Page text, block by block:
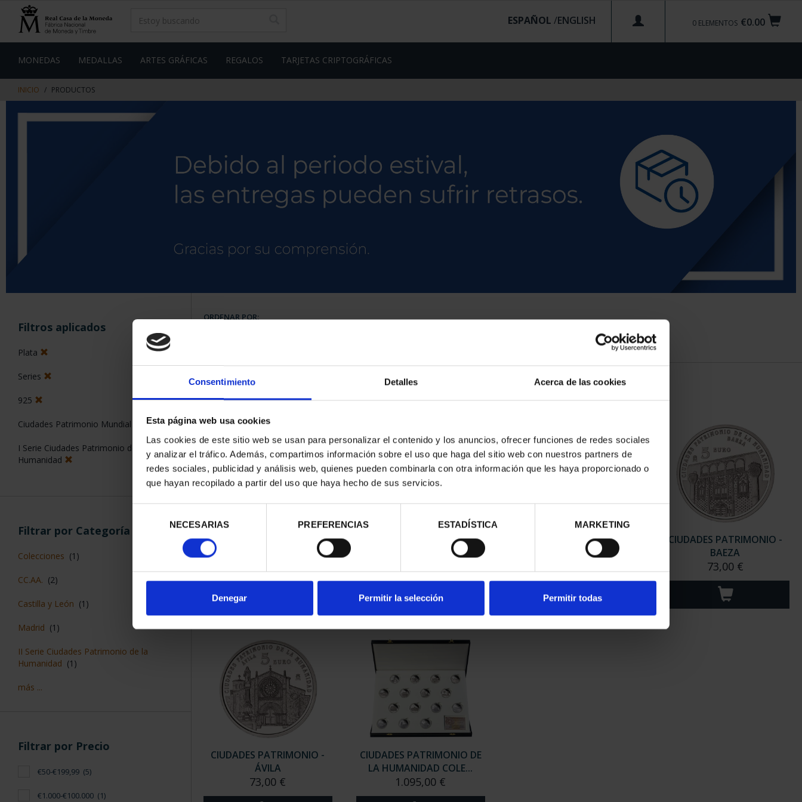
Consentimiento Detalles Acerca de las cookies
Esta página web usa cookies
Las cookies de este sitio web se usan para personalizar el contenido y los anuncios, ofrecer funciones de redes sociales
y analizar el tráfico. Además, compartimos información sobre el uso que haga del sitio web con nuestros partners de
redes sociales, publicidad y análisis web, quienes pueden combinarla con otra información que les haya proporcionado o
que hayan recopilado a partir del uso que haya hecho de sus servicios.
consentimiento
NECESARIAS PREFERENCIAS ESTADÍSTICA MARKETING
Denegar Permitir la selección Permitir todas
contenido
de
€0.00
0 ELEMENTOS
ESPAÑOL /
MONEDAS MEDALLAS ARTES GRÁFICAS REGALOS TARJETAS CRIPTOGRÁFICAS
INICIO PRODUCTOS
Filtros aplicados
Plata
Series
925
Ciudades Patrimonio Mundial
I Serie Ciudades Patrimonio de la
Humanidad
Filtrar por Categoría
Colecciones (1)
CC.AA. (2)
Castilla y León (1)
Madrid (1)
II Serie Ciudades Patrimonio de la
Humanidad (1)
más ...
Filtrar por Precio
€50-€199,99 (5)
€1.000-€100.000 (1)
ORDENAR POR:
6 Productos encontrados
CIUDADES PATRIMONIO -
CIUDADES PATRIMONIO -
ALCALÁ DE HENARES
CIUDADES PATRIMONIO -
CÓRDOBA
CIUDADES PATRIMONIO -
BAEZA
73,00 €
CIUDADES PATRIMONIO -
ÁVILA
73,00 €
CIUDADES PATRIMONIO DE
LA HUMANIDAD COLE...
1.095,00 €